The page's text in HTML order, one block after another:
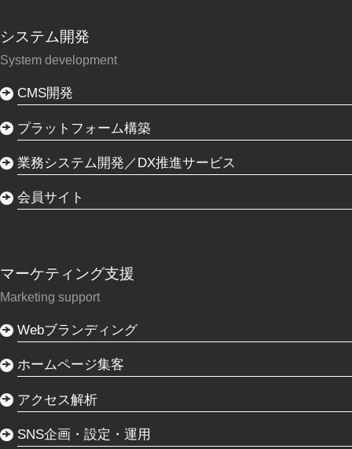
システム開発
System development
CMS開発
プラットフォーム構築
業務システム開発／DX推進サービス
会員サイト
マーケティング支援
Marketing support
Webブランディング
ホームページ集客
アクセス解析
SNS企画・設定・運用